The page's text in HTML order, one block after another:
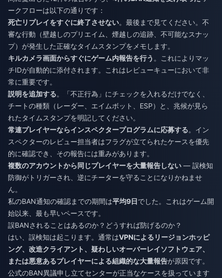
ークフローは以下の通りです：
死亡リプレイをすぐに終了させない。最後まで見てください。不
審な行動（壁越しのプリエイム、煙越しの追跡、不可能なスナッ
プ）が発生した正確なタイムスタンプをメモします。
キルカメラ画面からすぐにゲーム内報告を行う 。これによりマッ
チIDが自動的に添付されます。これはレビューキューにおいて非
常に重要です。
説明を追加する。「不正行為」にチェックを入れるだけでなく、
チートの種類（レーダー、エイムボット、ESP）と、兆候が見ら
れたタイムスタンプを明記してください。
常連プレイヤーならインスペクタープログラムに応募する。イン
スペクターのレビュー担当者はフラグが立てられたケースを優先
的に確認でき、その報告には重みがあります。
複数のアカウントから同じプレイヤーを大量報告しない — 誤検知
防御がトリガーされ、逆にチーターを守ることになりかねませ
ん。
私のBAN通知の確認までの期間は平均9日でした。これはゲーム開
始以来、最も早いペースです。
誤BANされることはあるのか？どうすれば防げるのか？
はい、誤検知は起こります。通常はVPNによるリージョンホッピ
ング、改造クライアント、疑わしいオーバーレイソフトウェア、
または悪意あるプレイヤーによる組織的な大量報告が原因です。
公式のBAN異議申し立てセンターが正当なケースを扱っています